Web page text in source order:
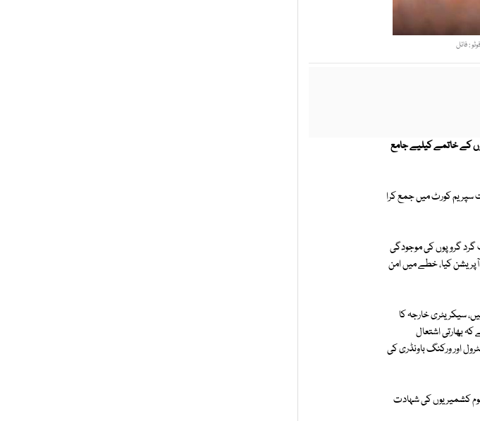
: فائل
کے خاتمے کیلیے جامع
سپریم کورٹ میں جمع کرا
گروپوں کی موجودگی
کیا، خطے میں امن
سیکریٹری خارجہ کا
بھارتی اشتعال
نے 2018 میں 418 مرتبہ سے زائد لائن آف کنٹرول اور ورکنگ باونڈری کی
کشمیریوں کوشہید کیا جبکہ معصوم کشمیریوں کی شہادت